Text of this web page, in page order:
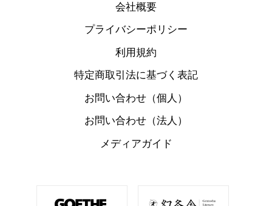
会社概要
プライバシーポリシー
利用規約
特定商取引法に基づく表記
お問い合わせ（個人）
お問い合わせ（法人）
メディアガイド